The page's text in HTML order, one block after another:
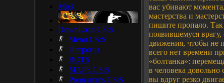
Mp3
DownLoad CS:S
Menu CS:S
Патроны
BOTS
MAPS CS:S
Programms CS:S
вас убивают
мастерства и
пишите пропало. Так
появившемуся
движения, чтобы не
всего нет времени
«болтанка»:
в человека
вы вдруг резко